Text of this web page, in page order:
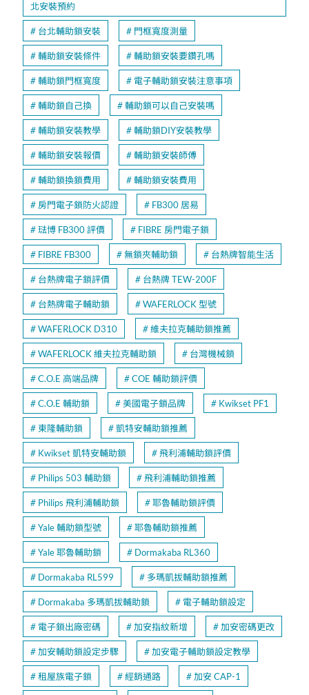
北安裝預約
台北輔助鎖安裝 門框寬度測量
輔助鎖安裝條件 輔助鎖安裝要鑽孔嗎
輔助鎖門框寬度 電子輔助鎖安裝注意事項
輔助鎖自己換 輔助鎖可以自己安裝嗎
輔助鎖安裝教學 輔助鎖DIY安裝教學
輔助鎖安裝報價 輔助鎖安裝師傅
輔助鎖換鎖費用 輔助鎖安裝費用
房門電子鎖防火認證 FB300 居易
琺博 FB300 評價 FIBRE 房門電子鎖
FIBRE FB300 無鎖夾輔助鎖 台熱牌智能生活
台熱牌電子鎖評價 台熱牌 TEW-200F
台熱牌電子輔助鎖 WAFERLOCK 型號
WAFERLOCK D310 維夫拉克輔助鎖推薦
WAFERLOCK 維夫拉克輔助鎖 台灣機械鎖
C.O.E 高端品牌 COE 輔助鎖評價
C.O.E 輔助鎖 美國電子鎖品牌 Kwikset PF1
東隆輔助鎖 凱特安輔助鎖推薦
Kwikset 凱特安輔助鎖 飛利浦輔助鎖評價
Philips 503 輔助鎖 飛利浦輔助鎖推薦
Philips 飛利浦輔助鎖 耶魯輔助鎖評價
Yale 輔助鎖型號 耶魯輔助鎖推薦
Yale 耶魯輔助鎖 Dormakaba RL360
Dormakaba RL599 多瑪凱拔輔助鎖推薦
Dormakaba 多瑪凱拔輔助鎖 電子輔助鎖設定
電子鎖出廠密碼 加安指紋新增 加安密碼更改
加安輔助鎖設定步驟 加安電子輔助鎖設定教學
租屋族電子鎖 經銷通路 加安 CAP-1